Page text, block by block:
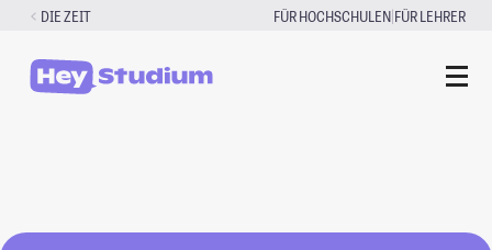
Zum
springen
DIE ZEIT FÜR HOCHSCHULEN|FÜR LEHRER